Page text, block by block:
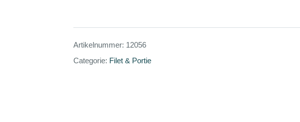
Artikelnummer: 12056
Categorie: Filet & Portie